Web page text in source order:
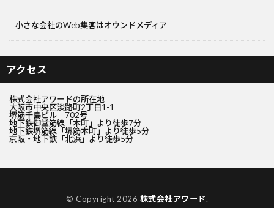
小さな会社のWeb集客はオウンドメディア
アクセス
株式会社アワードの所在地
大阪市中央区淡路町2丁目1-1
堺筋千島ビル 702号
地下鉄御堂筋線「本町」より徒歩7分
地下鉄堺筋線「堺筋本町」より徒歩5分
京阪・地下鉄「北浜」より徒歩5分
© Copyright 2026 株式会社アワード.